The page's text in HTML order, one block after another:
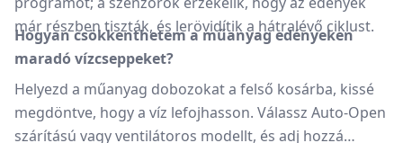
már részben tiszták, és lerövidítik a hátralévő ciklust.
Hogyan csökkenthetem a műanyag edényeken
maradó vízcseppeket?
Helyezd a műanyag dobozokat a felső kosárba, kissé
megdöntve, hogy a víz lefojhasson. Válassz Auto-Open
szárítású vagy ventilátoros modellt, és adj hozzá